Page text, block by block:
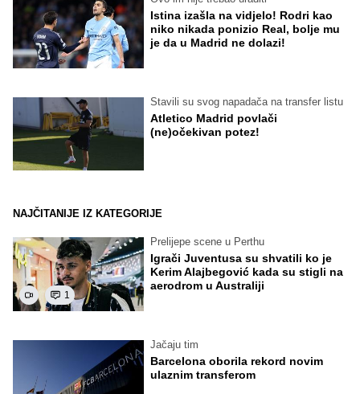
Istina izašla na vidjelo! Rodri kao
niko nikada ponizio Real, bolje mu
je da u Madrid ne dolazi!
Stavili su svog napadača na transfer listu
Atletico Madrid povlači
(ne)očekivan potez!
NAJČITANIJE IZ KATEGORIJE
1
Prelijepe scene u Perthu
Igrači Juventusa su shvatili ko je
Kerim Alajbegović kada su stigli na
aerodrom u Australiji
Jačaju tim
Barcelona oborila rekord novim
ulaznim transferom